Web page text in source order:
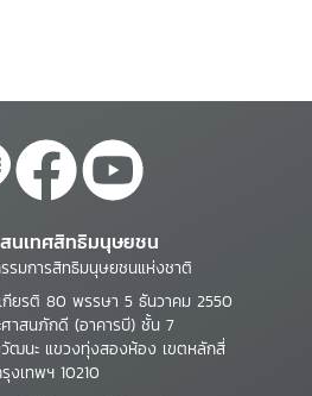
นเทศสิทธิมนุษยชน
รมการสิทธิมนุษยชนแห่งชาติ
กียรติ 80 พรรษา 5 ธันวาคม 2550
ศาสนภักดี (อาคารบี) ชั้น 7
ฒนะ แขวงทุ่งสองห้อง เขตหลักสี่
งเทพฯ 10210